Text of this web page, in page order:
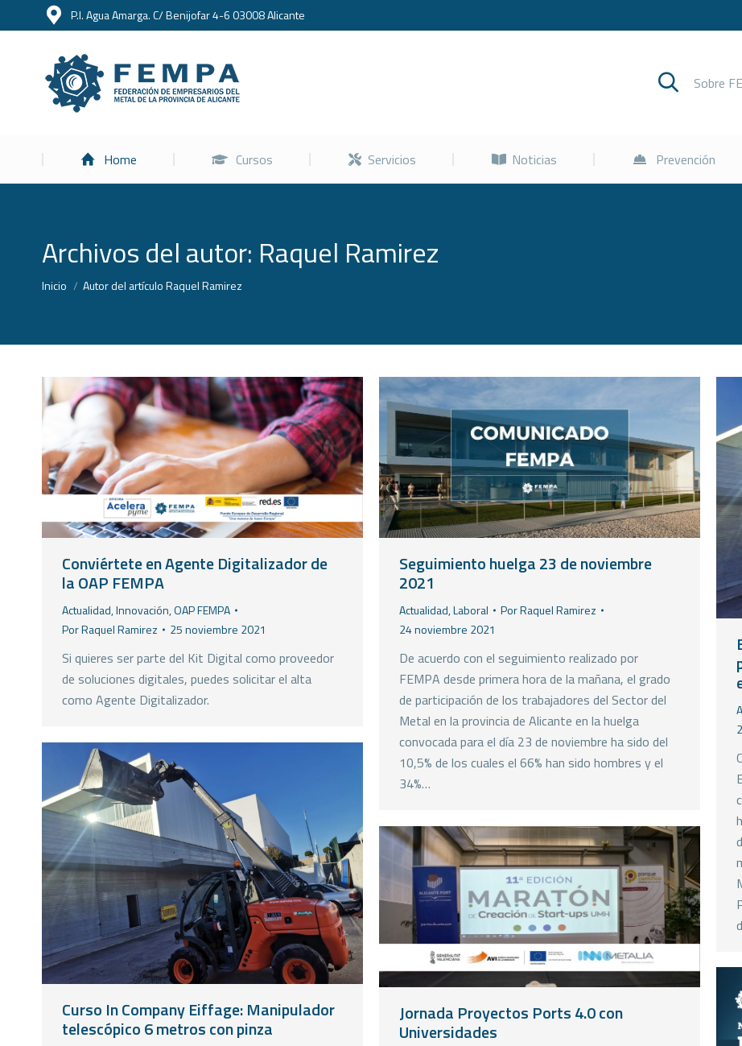
P.I. Agua Amarga. C/ Benijofar 4-6 03008 Alicante
Sobre
Home Cursos Servicios Noticias Prevención
Archivos del autor: Raquel Ramirez
Estás aquí:
Inicio Autor del artículo Raquel Ramirez
Conviértete en Agente Digitalizador de
la OAP FEMPA
Actualidad,Innovación,OAP FEMPA
PorRaquel Ramirez 25 noviembre 2021
Si quieres ser parte del Kit Digital como proveedor
de soluciones digitales, puedes solicitar el alta
como Agente Digitalizador.
Seguimiento huelga 23 de noviembre
2021
Actualidad,Laboral PorRaquel Ramirez
24 noviembre 2021
De acuerdo con el seguimiento realizado por
FEMPA desde primera hora de la mañana, el grado
de participación de los trabajadores del Sector del
Metal en la provincia de Alicante en la huelga
convocada para el día 23 de noviembre ha sido del
10,5% de los cuales el 66% han sido hombres y el
34%…
Curso In Company Eiffage: Manipulador
telescópico 6 metros con pinza
Jornada Proyectos Ports 4.0 con
Universidades
Home Cursos Servicios Noticias